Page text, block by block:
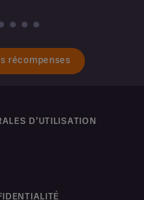
récompenses
D’UTILISATION